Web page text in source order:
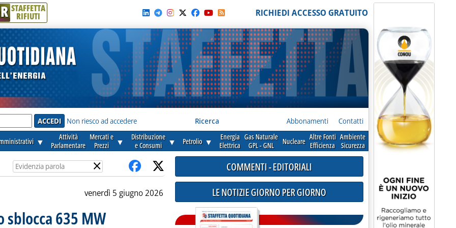
R STAFFETTA
RIFIUTI RICHIEDI ACCESSO GRATUITO
Non riesco ad accedere Ricerca Abbonamenti Contatti
▼
Attività
Parlamentare
Mercati e
Prezzi
▼
Distribuzione
e Consumi
▼ Petrolio ▼
Energia
Elettrica
Gas Naturale
GPL - GNL
Nucleare Altre Fonti
Efficienza
Ambiente
Sicurezza
×
venerdì 5 giugno 2026
635 MW
COMMENTI - EDITORIALI
LE NOTIZIE GIORNO PER GIORNO